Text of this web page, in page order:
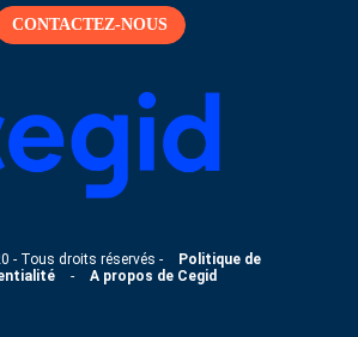
CONTACTEZ-NOUS
- Tous droits réservés -
Politique de
- A propos de Cegid